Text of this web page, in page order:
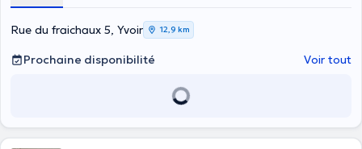
Rue du fraichaux 5, Yvoir 12,9 km
Prochaine disponibilité Voir tout